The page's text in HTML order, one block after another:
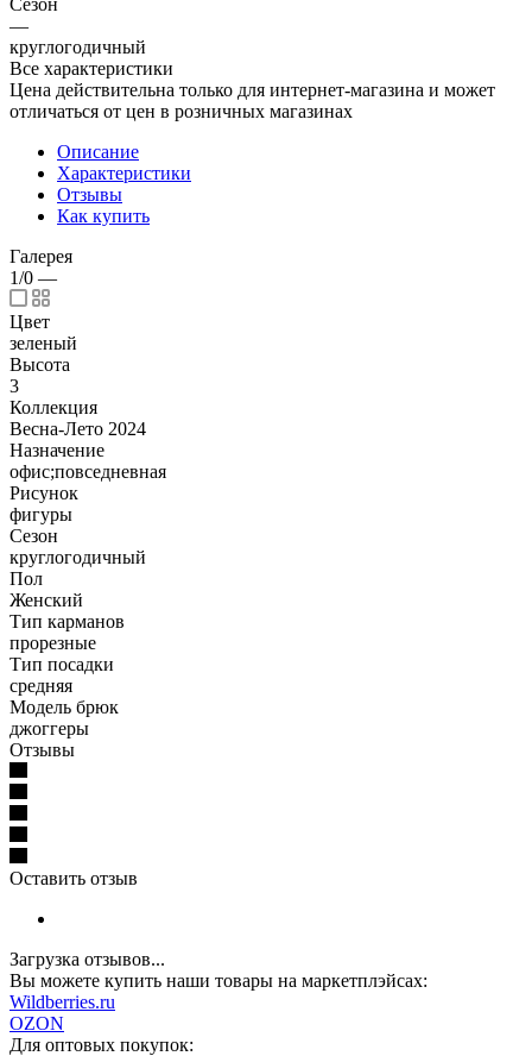
—
круглогодичный
Все характеристики
Цена действительна только для интернет-магазина и может
отличаться от цен в розничных магазинах
Описание
Характеристики
Отзывы
Как купить
Галерея
1/0 —
Цвет
зеленый
Высота
3
Коллекция
Весна-Лето 2024
Назначение
офис;повседневная
Рисунок
фигуры
Сезон
круглогодичный
Пол
Женский
Тип карманов
прорезные
Тип посадки
средняя
Модель брюк
джоггеры
Отзывы
Оставить отзыв
Загрузка отзывов...
Вы можете купить наши товары на маркетплэйсах:
Wildberries.ru
OZON
Для оптовых покупок: